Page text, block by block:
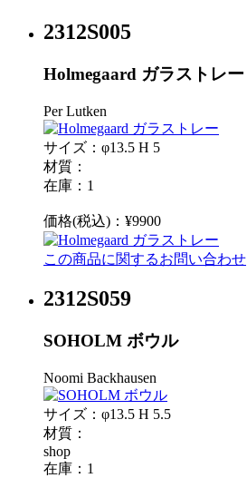
2312S005
Holmegaard ガラストレー
Per Lutken
サイズ：φ13.5 H 5
材質：
在庫：1
価格(税込)：¥9900
この商品に関するお問い合わせ
2312S059
SOHOLM ボウル
Noomi Backhausen
サイズ：φ13.5 H 5.5
材質：
shop
在庫：1